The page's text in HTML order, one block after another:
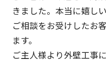
きました。本当に嬉し
ご相談をお受けしたお
ます。
ご主人様より外壁工事